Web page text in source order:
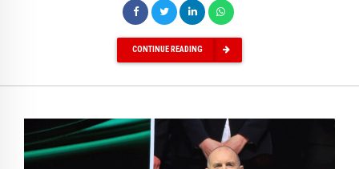
CONTINUE READING